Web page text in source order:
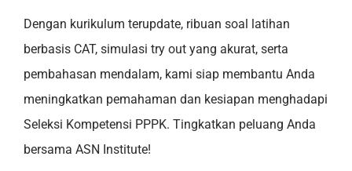
Dengan kurikulum terupdate, ribuan soal latihan
berbasis CAT, simulasi try out yang akurat, serta
pembahasan mendalam, kami siap membantu Anda
meningkatkan pemahaman dan kesiapan menghadapi
Seleksi Kompetensi PPPK. Tingkatkan peluang Anda
bersama ASN Institute!